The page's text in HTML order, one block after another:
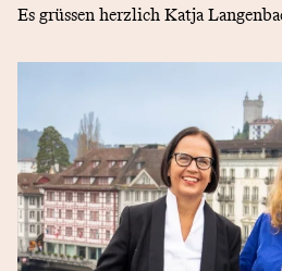
Es grüssen herzlich Katja